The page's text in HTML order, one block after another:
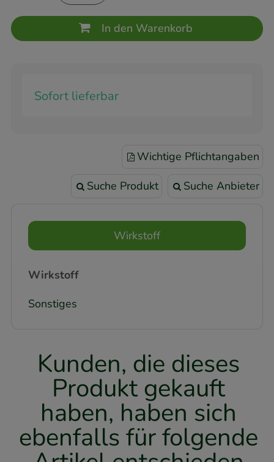
In den Warenkorb
Sofort lieferbar
Wichtige Pflichtangaben
Suche Produkt Suche Anbieter
Wirkstoff
Wirkstoff
Sonstiges
Kunden, die dieses
Produkt gekauft
haben, haben sich
ebenfalls für folgende